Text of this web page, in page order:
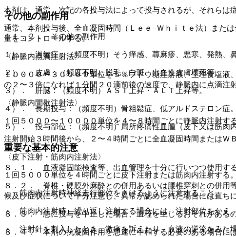
その他の副作用
１１．２． その他の副作用
１）． 過敏症：（頻度不明）そう痒感、蕁麻疹、悪寒、発熱、
２）． 皮膚：（頻度不明）脱毛、白斑、出血性皮膚壊死等。
３）． 肝臓：（頻度不明）ＡＳＴ上昇・ＡＬＴ上昇等。
４）． 長期投与：（頻度不明）骨粗鬆症、低アルドステロン症。
５）． 投与部位：（頻度不明）局所疼痛性血腫（皮下又は筋肉
重要な基本的注意
８．１． 血液凝固能検査等、出血管理を十分に行いつつ使用す
８．２． 脊椎・硬膜外麻酔との併用あるいは腰椎穿刺との併用
候及び症状について十分注意し、異常が認められた場合には直ち
８．３． 急に投与を中止した場合、血栓を生じるおそれがある
８．４． 本剤の抗凝固作用を急速に中和する必要のある場合に
本剤は、通常、次記の各投与法によって投与されるが、それらは
通常、本剤投与後、全血凝固時間（Ｌｅｅ−Ｗｈｉｔｅ法）また
量をコントロールする。
〈静脈内点滴注射法〉
１００００〜３００００単位を５％ブドウ糖注射液、生理食塩
の２〜３倍になれば１分間２０滴前後の速度で、静脈内に点滴注射
〈静脈内間歇注射法〉
１回５０００〜１００００単位を４〜８時間ごとに静脈内注射す
注射開始３時間後から、２〜４時間ごとに全血凝固時間またはＷ
〈皮下注射・筋肉内注射法〉
１回５０００単位を４時間ごとに皮下注射または筋肉内注射す
・ 筋肉内注射時神経走行部位をさけるように注意すること。
・ 筋肉内注射時、繰り返し注射する場合には、注射部位をかえ
・ 注射針を刺入したとき、激痛を訴えたり、血液の逆流をみた